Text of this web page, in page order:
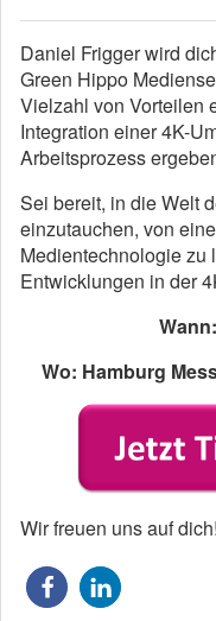
Daniel Frigger wird
Green Hippo
Vielzahl von Vorteilen
Integration einer 4K-
Arbeitsprozess
Sei bereit, in die Welt
einzutauchen, von
Medientechnologie zu
Entwicklungen in der
Wo: Hamburg
Wir freuen uns auf dich!